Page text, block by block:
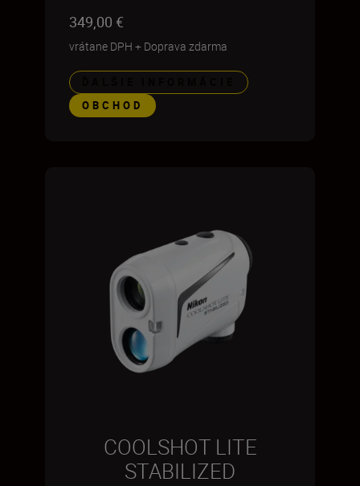
349,00 €
vrátane DPH + Doprava zdarma
OBCHOD
COOLSHOT LITE
STABILIZED